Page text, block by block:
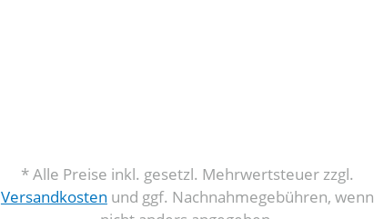
* Alle Preise inkl. gesetzl. Mehrwertsteuer zzgl.
Versandkosten und ggf. Nachnahmegebühren, wenn